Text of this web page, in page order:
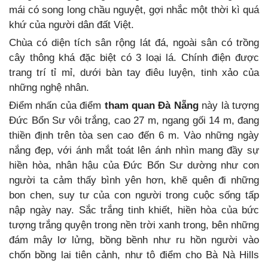
mái có song long chầu nguyệt, gợi nhắc một thời kì quá
khứ của người dân đất Việt.
Chùa có diện tích sân rộng lát đá, ngoài sân có trồng
cây thông khá đặc biệt có 3 loại lá. Chính điện được
trang trí tỉ mỉ, dưới bàn tay điêu luyện, tinh xảo của
những nghệ nhân.
Điểm nhấn của điểm tham quan Đà Nẵngnày là tượng
Đức Bổn Sư vôi trắng, cao 27 m, ngang gối 14 m, đang
thiền định trên tòa sen cao đến 6 m. Vào những ngày
nắng đẹp, với ánh mắt toát lên ánh nhìn mang đầy sự
hiền hòa, nhân hậu của Đức Bổn Sư dường như con
người ta cảm thấy bình yên hơn, khẽ quên đi những
bon chen, suy tư của con người trong cuộc sống tấp
nập ngày nay. Sắc trắng tinh khiết, hiền hòa của bức
tượng trắng quyện trong nền trời xanh trong, bên những
đám mây lơ lửng, bồng bềnh như ru hồn người vào
chốn bồng lai tiên cảnh, như tô điểm cho Bà Nà Hills